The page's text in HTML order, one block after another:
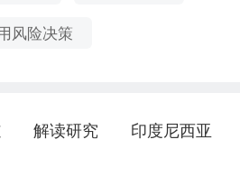
风险决策
解读研究 印度尼西亚